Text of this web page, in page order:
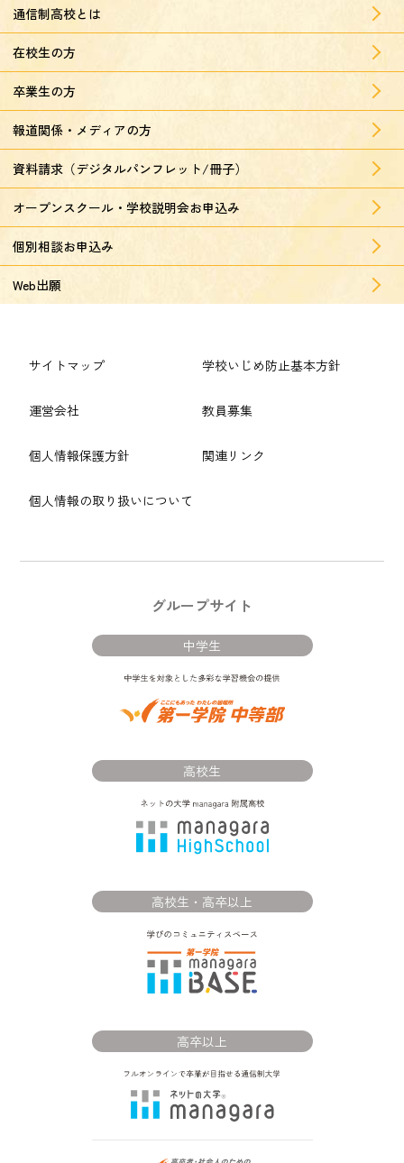
通信制高校とは
在校生の方
卒業生の方
報道関係・メディアの方
資料請求（デジタルパンフレット/冊子）
オープンスクール・学校説明会お申込み
個別相談お申込み
Web出願
サイトマップ
運営会社
個人情報保護方針
個人情報の取り扱いについて
学校いじめ防止基本方針
教員募集
関連リンク
グループサイト
中学生
高校生
高校生・高卒以上
高卒以上